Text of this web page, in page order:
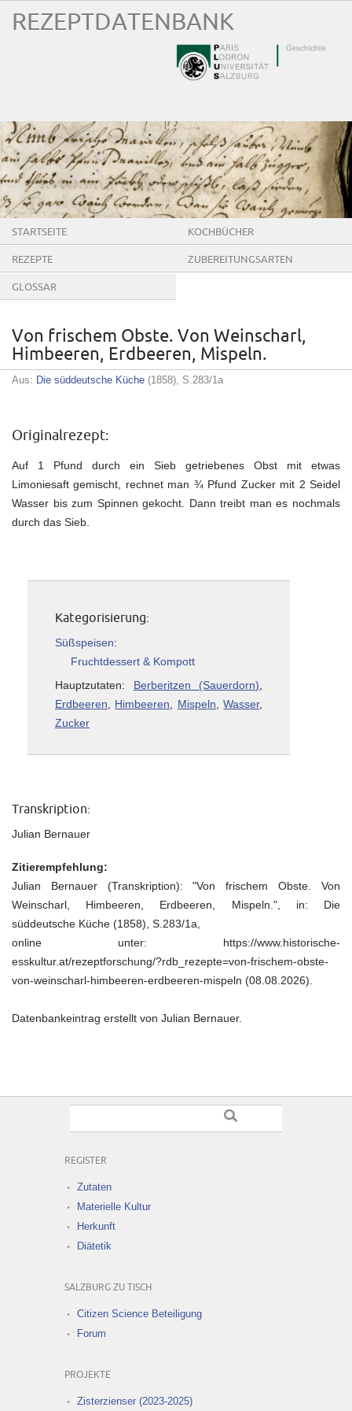
REZEPTDATENBANK
STARTSEITE KOCHBÜCHER
REZEPTE ZUBEREITUNGSARTEN
GLOSSAR
Von frischem Obste. Von Weinscharl,
Himbeeren, Erdbeeren, Mispeln.
Aus: Die süddeutsche Küche (1858), S.283/1a
Originalrezept:
Auf 1 Pfund durch ein Sieb getriebenes Obst mit etwas
Limoniesaft gemischt, rechnet man ¾ Pfund Zucker mit 2 Seidel
Wasser bis zum Spinnen gekocht. Dann treibt man es nochmals
durch das Sieb.
Kategorisierung:
Süßspeisen:
Fruchtdessert & Kompott
Hauptzutaten: Berberitzen (Sauerdorn)
Erdbeeren
Himbeeren Mispeln ,Wasser,
Zucker
Transkription:
Julian Bernauer
Zitierempfehlung:
Julian Bernauer (Transkription): "Von frischem Obste. Von
Weinscharl, Himbeeren, Erdbeeren, Mispeln.", in: Die
süddeutsche Küche (1858), S.283/1a,
online unter: https://www.historische-
esskultur.at/rezeptforschung/?rdb_rezepte=von-frischem-obste-
von-weinscharl-himbeeren-erdbeeren-mispeln (08.08.2026).
Datenbankeintrag erstellt von Julian Bernauer.
REGISTER
Zutaten
Materielle Kultur
Herkunft
Diätetik
SALZBURG ZU TISCH
Citizen Science Beteiligung
Forum
PROJEKTE
Zisterzienser (2023-2025)